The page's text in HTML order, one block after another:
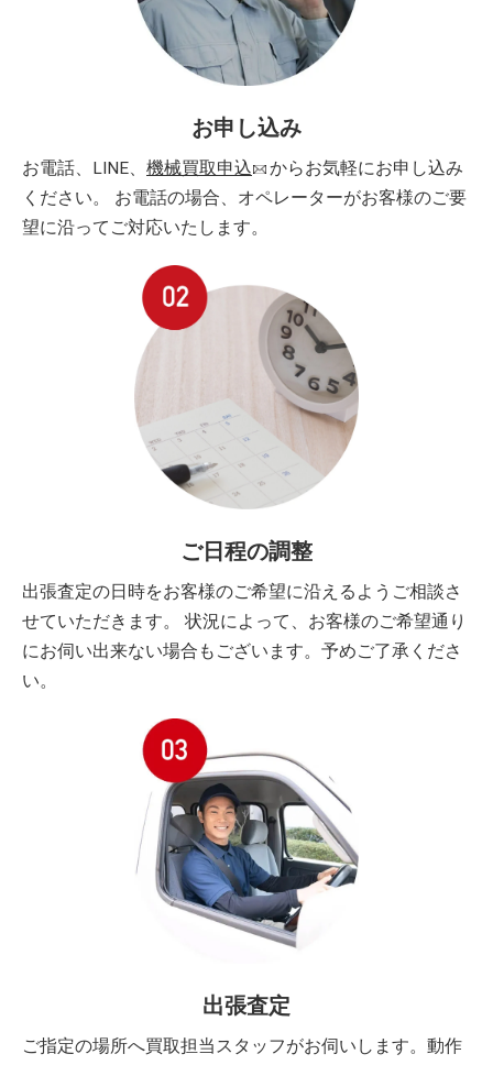
お申し込み
お電話、LINE、 機械買取申込
からお気軽にお申し込み
ください。 お電話の場合、オペレーターがお客様のご要
望に沿ってご対応いたします。
ご日程の調整
出張査定の日時をお客様のご希望に沿えるようご相談さ
せていただきます。 状況によって、お客様のご希望通り
にお伺い出来ない場合もございます。予めご了承くださ
い。
出張査定
ご指定の場所へ買取担当スタッフがお伺いします。動作